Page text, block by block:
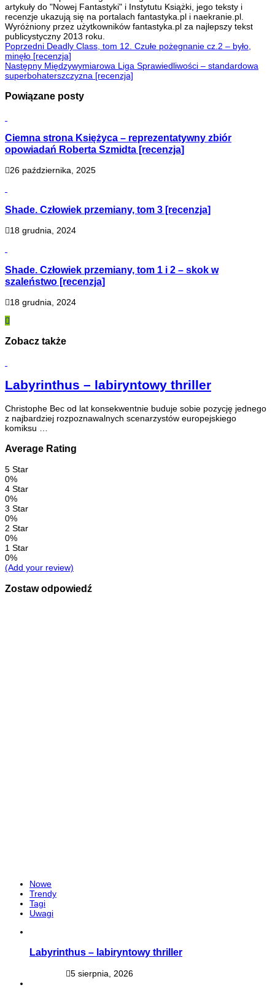
artykuły do "Nowej Fantastyki" i Instytutu Książki, jego teksty i
recenzje ukazują się na portalach fantastyka.pl i naekranie.pl.
Wyróżniony przez użytkowników fantastyka.pl za najlepszy tekst
publicystyczny 2013 roku.
Poprzedni Deadly Class, tom 12. Czułe pożegnanie cz.2 – było,
minęło [recenzja]
Następny Międzywymiarowa Liga Sprawiedliwości – standardowa
superbohaterszczyzna [recenzja]
Powiązane posty
Ciemna strona Księżyca – reprezentatywny zbiór
opowiadań Roberta Szmidta [recenzja]
26 października, 2025
Shade. Człowiek przemiany, tom 3 [recenzja]
18 grudnia, 2024
Shade. Człowiek przemiany, tom 1 i 2 – skok w
szaleństwo [recenzja]
18 grudnia, 2024
Zobacz także
Labyrinthus – labiryntowy thriller
Christophe Bec od lat konsekwentnie buduje sobie pozycję jednego
z najbardziej rozpoznawalnych scenarzystów europejskiego
komiksu …
Average Rating
5 Star
0%
4 Star
0%
3 Star
0%
2 Star
0%
1 Star
0%
(Add your review)
Zostaw odpowiedź
Nowe
Trendy
Tagi
Uwagi
Labyrinthus – labiryntowy thriller
5 sierpnia, 2026